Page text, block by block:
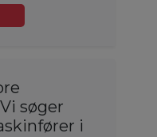
søger
i